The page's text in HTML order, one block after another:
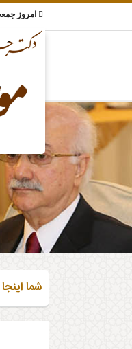
امروز جمعه / ۱۶ مرداد /تلگرام
خانه
آخرین
مقالات
مصاحبه‌ها
تـویـیـت‌ها
چند
جبهه
علمی
دربـاره
شما